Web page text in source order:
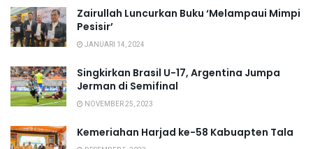
Zairullah Luncurkan Buku ‘Melampaui Mimpi
Pesisir’
JANUARI 14, 2024
Singkirkan Brasil U-17, Argentina Jumpa
Jerman di Semifinal
NOVEMBER 25, 2023
Kemeriahan Harjad ke-58 Kabuapten Tala